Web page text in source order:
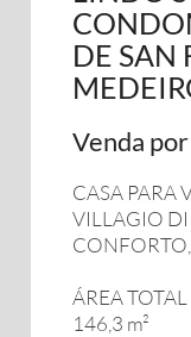
DE SAN
Venda
CASA PARA
VILLAGIO DI
ÁREA
146,3 m²